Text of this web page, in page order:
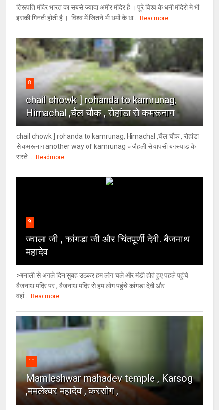
तिरूपति मंदिर भारत का सबसे ज्यादा अमीर मंदिर है । पूरे विश्व के धनी मंदिरो मे भी
इसकी गिनती होती है । विश्व में जितने भी धर्मो के धा...
Readmore
8
chail chowk ] rohanda to kamrunag,
Himachal ,चैल चौक , रोहांडा से कमरूनाग
chail chowk ] rohanda to kamrunag, Himachal ,चैल चौक , रोहांडा
से कमरूनाग another way of kamrunag जंजैहली से वापसी बगस्याड के
रास्ते ...
Readmore
9
ज्वाला जी , कांगडा जी और चिंतपूर्णी देवी. बैजनाथ
महादेव
>मनाली से अगले दिन सुबह उठकर हम लोग चले और मंडी होते हुए पहले पहुंचे
बैजनाथ मंदिर पर , बैजनाथ मंदिर से हम लोग पहुंचे कांगडा देवी और
वहां...
Readmore
10
Mamleshwar mahadev temple , Karsog
,ममलेश्वर महादेव , करसोग ,